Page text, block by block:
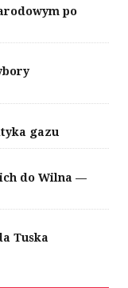
po
gazu
do Wilna —
Tuska